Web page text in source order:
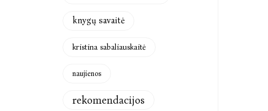
knygų savaitė
kristina sabaliauskaitė
naujienos
rekomendacijos